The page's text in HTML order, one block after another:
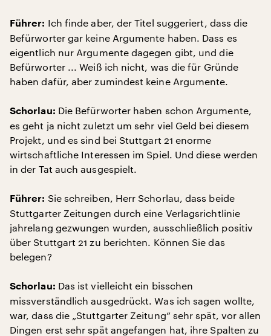
Führer: Ich finde aber, der Titel suggeriert, dass die
Befürworter gar keine Argumente haben. Dass es
eigentlich nur Argumente dagegen gibt, und die
Befürworter ... Weiß ich nicht, was die für Gründe
haben dafür, aber zumindest keine Argumente.
Schorlau: Die Befürworter haben schon Argumente,
es geht ja nicht zuletzt um sehr viel Geld bei diesem
Projekt, und es sind bei Stuttgart 21 enorme
wirtschaftliche Interessen im Spiel. Und diese werden
in der Tat auch ausgespielt.
Führer: Sie schreiben, Herr Schorlau, dass beide
Stuttgarter Zeitungen durch eine Verlagsrichtlinie
jahrelang gezwungen wurden, ausschließlich positiv
über Stuttgart 21 zu berichten. Können Sie das
belegen?
Schorlau: Das ist vielleicht ein bisschen
missverständlich ausgedrückt. Was ich sagen wollte,
war, dass die „Stuttgarter Zeitung“ sehr spät, vor allen
Dingen erst sehr spät angefangen hat, ihre Spalten zu